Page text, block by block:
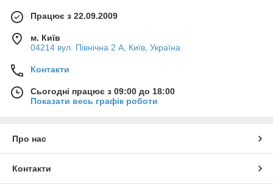
Працює з 22.09.2009
м. Київ
04214 вул. Північна 2 А, Київ, Україна
Контакти
Сьогодні працює з 09:00 до 18:00
Показати весь графік роботи
Про нас
Контакти